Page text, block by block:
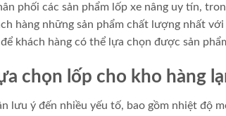
phối các sản phẩm lốp xe nâng uy tín,
hàng những sản phẩm chất lượng nhất
khách hàng có thể lựa chọn được sản
chọn lốp cho kho hàng
lưu ý đến nhiều yếu tố, bao gồm nhiệt độ